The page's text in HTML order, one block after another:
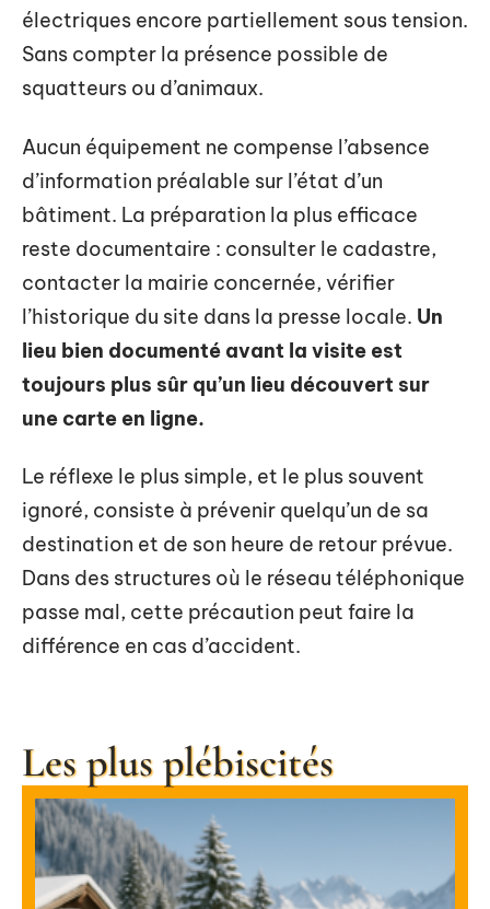
électriques encore partiellement sous tension.
Sans compter la présence possible de
squatteurs ou d’animaux.
Aucun équipement ne compense l’absence
d’information préalable sur l’état d’un
bâtiment. La préparation la plus efficace
reste documentaire : consulter le cadastre,
contacter la mairie concernée, vérifier
l’historique du site dans la presse locale. Un
lieu bien documenté avant la visite est
toujours plus sûr qu’un lieu découvert sur
une carte en ligne.
Le réflexe le plus simple, et le plus souvent
ignoré, consiste à prévenir quelqu’un de sa
destination et de son heure de retour prévue.
Dans des structures où le réseau téléphonique
passe mal, cette précaution peut faire la
différence en cas d’accident.
Les plus plébiscités